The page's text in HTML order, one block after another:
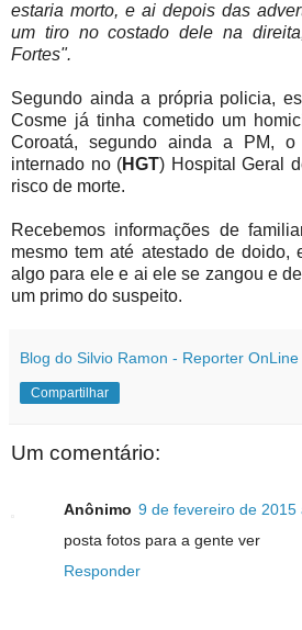
estaria morto, e ai depois das
um tiro no costado dele na
Fortes".
Segundo ainda a própria policia,
Cosme já tinha cometido um
Coroatá, segundo ainda a PM, o
internado no (HGT) Hospital Geral
risco de morte.
Recebemos informações de
mesmo tem até atestado de doido,
algo para ele e ai ele se zangou e
um primo do suspeito.
Blog do Silvio Ramon - Reporter OnLine
Compartilhar
Um comentário:
Anônimo 9 de fevereiro de 2015
posta fotos para a gente ver
Responder